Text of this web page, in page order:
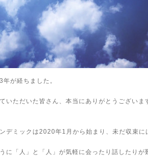
年が経ちました。
いただいた皆さん、本当にありがとうございま
デミックは2020年1月から始まり、未だ収束に
に「人」と「人」が気軽に会ったり話したりが